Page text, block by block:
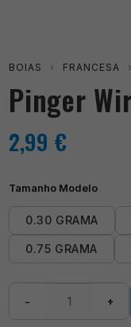
BOIAS › FRANCESA ›
Pinger
2,99 €
Tamanho Modelo
0.30 GRAMA
0.75 GRAMA
− +